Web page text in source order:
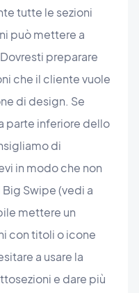
tutte le sezioni
può mettere a
preparare
che il cliente vuole
di design. Se
parte inferiore dello
di
in modo che non
Swipe (vedi a
mettere un
con titoli o icone
a usare la
e dare più